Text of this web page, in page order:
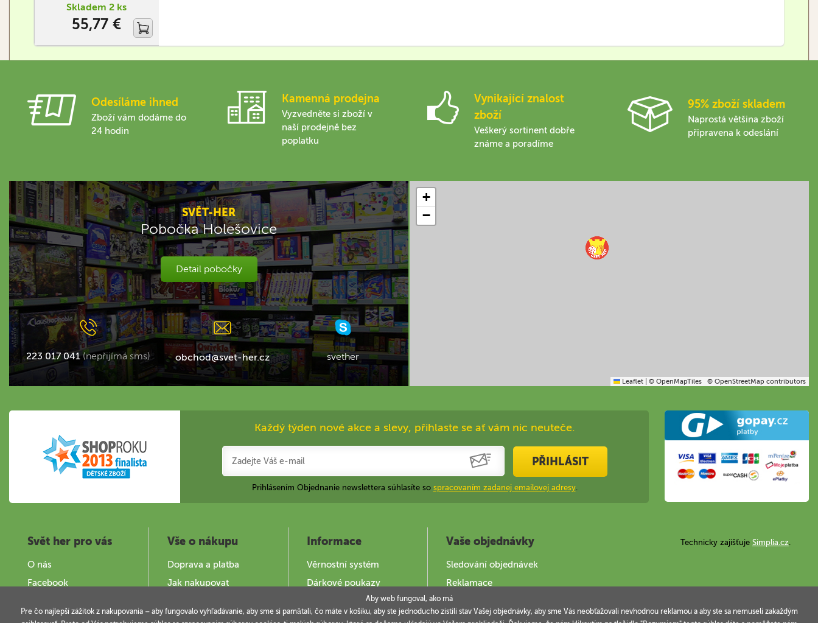
musí společně bestii
vystopovat a skolit. Na čí
stranu se přidáte?
Skladem 2 ks
55,77 €
Odesíláme ihned
Zboží vám dodáme do
24 hodin
Kamenná prodejna
Vyzvedněte si zboží v
naší prodejně bez
poplatku
Vynikající znalost
zboží
Veškerý sortinent dobře
známe a poradíme
95% zboží skladem
Naprostá většina zboží
připravena k odeslání
SVĚT-HER
Pobočka Holešovice
Detail pobočky
223 017 041 (nepřijímá sms) obchod@svet-her.cz svether
+
−
Leaflet © OpenMapTiles © OpenStreetMap contributors
Každý týden nové akce a slevy, přihlaste se ať vám nic neuteče.
PŘIHLÁSIT
Prihlásením Objednanie newslettera súhlasíte so spracovaním zadanej emailovej adresy.
Svět her pro vás
O nás
Facebook
Provozovatel a kontakty
Vše o nákupu
Doprava a platba
Jak nakupovat
Podminky užití webu
Informace
Věrnostní systém
Dárkové poukazy
Jak použít DOKY
Vaše objednávky
Sledování objednávek
Reklamace
Technicky zajišťuje Simplia.cz
Aby web fungoval, ako má
Pre čo najlepší zážitok z nakupovania – aby fungovalo vyhľadávanie, aby sme si pamätali, čo máte v košíku, aby ste jednoducho zistili stav Vašej objednávky, aby sme Vás neobťažovali nevhodnou reklamou a aby ste sa nemuseli zakaždým